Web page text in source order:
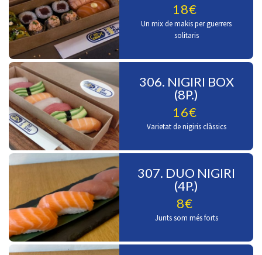
18€
Un mix de makis per guerrers
solitaris
306. NIGIRI BOX
(8P.)
16€
Varietat de nigiris clàssics
307. DUO NIGIRI
(4P.)
8€
Junts som més forts